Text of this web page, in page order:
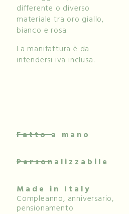
differente o diverso
materiale tra oro giallo,
bianco e rosa.
La manifattura è da
intendersi iva inclusa.
Fatto a mano
Personalizzabile
Made in Italy
Compleanno, anniversario,
pensionamento